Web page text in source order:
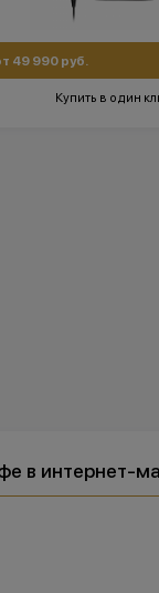
49 990 руб.
Купить в один
в интернет-